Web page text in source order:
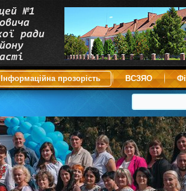
Інформаційна прозорість ВСЗЯО